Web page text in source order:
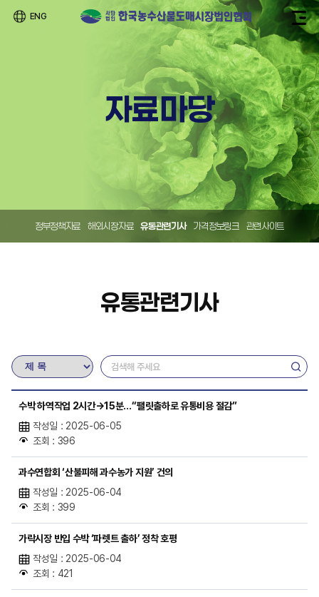
ENG
자료마당
정부정책자료 해외시장자료 유통관련기사 가격정보링크 관련사이트
유통관련기사
수박 하역작업 2시간→15분…“팰릿출하로 유통비용 절감”
작성일 : 2025-06-05
조회 : 396
과수연합회 ‘산불피해 과수농가 지원’ 건의
작성일 : 2025-06-04
조회 : 399
가락시장 반입 수박 ‘파렛트 출하’ 정착 호평
작성일 : 2025-06-04
조회 : 421